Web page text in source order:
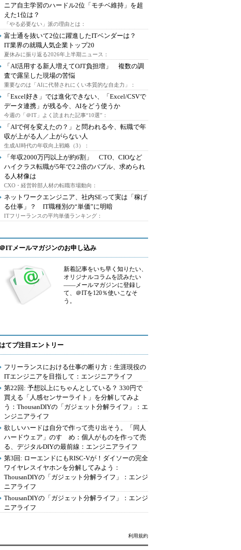
ニア自主学習のハードル2位「モチベ維持」を超
えた1位は？
「やる必要ない」派の理由とは：
富士通を抜いて2位に躍進したITベンダーは？
IT業界の就職人気企業トップ20
夏休みに振り返る2026年上半期ニュース：
「AI活用する新人増えてOJT負担増」 複数の調
査で露呈した現場の苦悩
重要なのは「AIに代替されにくい本質的な自走力」：
「Excel好き」では進化できない、「Excel/CSVで
データ連携」が残る今、AIをどう使うか
今週の「＠IT」よく読まれた記事“10選”：
「AIで何を変えたの？」と問われる今、転職で年
収が上がる人／上がらない人
生成AI時代の年収向上戦略（3）：
「年収2000万円以上が約6割」 CTO、CIOなど
ハイクラス転職が5年で2.2倍のバブル、求められ
る人材像は
CXO・経営幹部人材の転職市場動向：
ネットワークエンジニア、社内SEって実は「稼げ
る仕事」？ IT職種別の“単価”に明暗
ITフリーランスの平均単価ランキング：
＠ITメールマガジンのお申し込み
新着記事をいち早く知りたい、
オリジナルコラムを読みたい
――メールマガジンに登録し
て、＠ITを120％使いこなそ
う。
はてブ注目エントリー
フリーランスにおける仕事の断り方：生涯現役の
ITエンジニアを目指して：エンジニアライフ
第22回: 予想以上にちゃんとしている？ 330円で
買える「人感センサーライト」を分解してみよ
う：ThousanDIYの「ガジェット分解ライフ」：エ
ンジニアライフ
欲しいハードは自分で作って売り出そう。「同人
ハードウェア」のすゝめ：個人がものを作って売
る、デジタルDIYの最前線：エンジニアライフ
第3回: ローエンドにもRISC-Vが！ダイソーの完全
ワイヤレスイヤホンを分解してみよう：
ThousanDIYの「ガジェット分解ライフ」：エンジ
ニアライフ
ThousanDIYの「ガジェット分解ライフ」：エンジ
ニアライフ
利用規約